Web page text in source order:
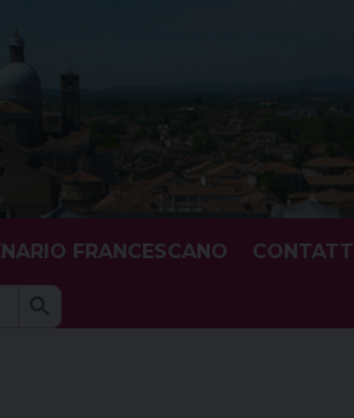
FRANCESCANO
Search Button